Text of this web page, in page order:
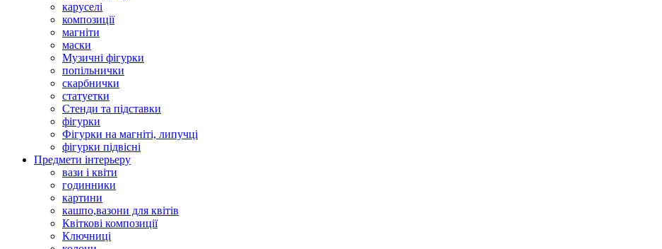
каруселі
композиції
магніти
маски
Музичні фігурки
попільнички
скарбнички
статуетки
Стенди та підставки
фігурки
Фігурки на магніті, липучці
фігурки підвісні
Предмети інтерьеру
вази і квіти
годинники
картини
кашпо,вазони для квітів
Квіткові композиції
Ключниці